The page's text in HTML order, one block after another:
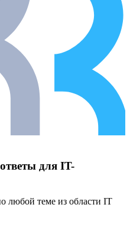
для IT-
любой теме из области IT